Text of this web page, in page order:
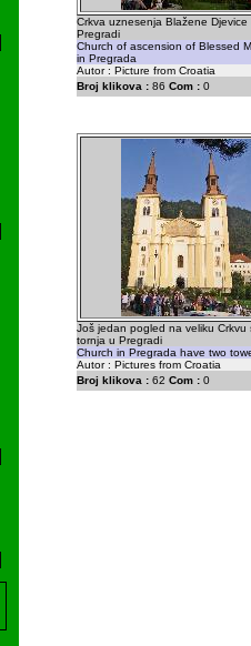
Crkva uznesenja Blažene Djevice
Pregradi
Church of ascension of Blessed
in Pregrada
Autor : Picture from Croatia
Broj klikova : 86 Com : 0
Još jedan pogled na veliku Crkvu
tornja u Pregradi
Church in Pregrada have two
Autor : Pictures from Croatia
Broj klikova : 62 Com : 0